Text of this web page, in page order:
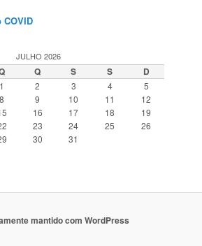
JULHO 2026
Q S S D
1 2 3 4
5
8 9 10 11
12
16 17 18
19
23 24 25
26
30 31
mantido com WordPress